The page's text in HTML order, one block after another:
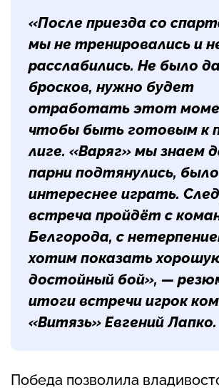
«После приезда со
мы не тренировались и
расслабились. Не было
бросков, нужно будет
отработать этот
чтобы быть готовым к
лиге. «Варяг» мы знаем
парни подтянулись, было
интереснее играть.
встреча пройдёт с
Белгорода, с
хотим показать
достойный бой», ­­—
итоги встречи игрок
«Витязь» Евгений Лапко. ­
Победа позволила